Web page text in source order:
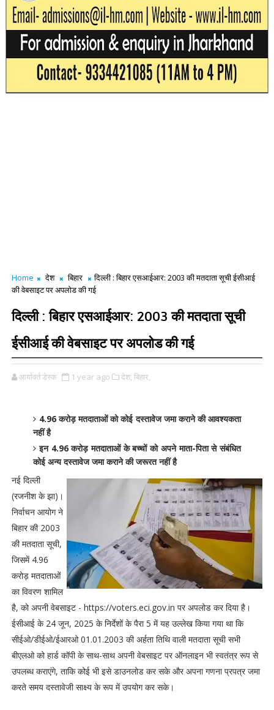
Home देश बिहार
दिल्ली : बिहार एसआईआर: 2003 की मतदाता सूची ईसीआई
की वेबसाइट पर अपलोड की गई
दिल्ली : बिहार एसआईआर: 2003 की मतदाता सूची
ईसीआई की वेबसाइट पर अपलोड की गई
आर्यावर्त डेस्क 1 year ago देश, बिहार,
4.96 करोड़ मतदाताओं को कोई दस्तावेज जमा कराने की आवश्यकता
नहीं है
इन 4.96 करोड़ मतदाताओं के बच्चों को अपने माता-पिता से संबंधित
कोई अन्य दस्तावेज जमा कराने की जरूरत नहीं है
नई दिल्ली
(रजनीश के झा)।
निर्वाचन आयोग ने
बिहार की 2003
की मतदाता सूची,
जिसमें 4.96
करोड़ मतदाताओं
का विवरण शामिल
है, को अपनी वेबसाइट - https://voters.eci.gov.in पर अपलोड कर दिया है।
ईसीआई के 24 जून, 2025 के निर्देशों के पैरा 5 में यह उल्लेख किया गया था कि
सीईओ/डीईओ/ईआरओ 01.01.2003 की अर्हता तिथि वाली मतदाता सूची सभी
बीएलओ को हार्ड कॉपी के साथ-साथ अपनी वेबसाइट पर ऑनलाइन भी स्वतंत्र रूप से
उपलब्ध कराएंगे, ताकि कोई भी इसे डाउनलोड कर सके और अपना गणना प्रपत्र जमा
करते समय दस्तावेजी साक्ष्य के रूप में उपयोग कर सके।